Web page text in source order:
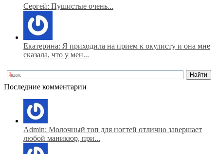
Сергей: Пушистые очень...
Екатерина: Я приходила на прием к окулисту и она мне
сказала, что у мен...
Последние комментарии
Admin: Молочный топ для ногтей отлично завершает
любой маникюр, при...